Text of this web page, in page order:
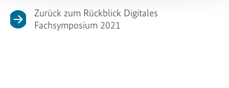
Zurück zum Rückblick Digitales
Fachsymposium 2021